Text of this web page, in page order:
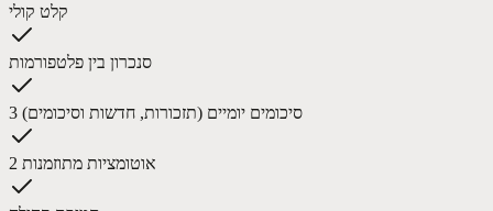
קלט קולי
סנכרון בין פלטפורמות
3 סיכומים יומיים (תזכורות, חדשות וסיכומים)
2 אוטומציות מתוזמנות